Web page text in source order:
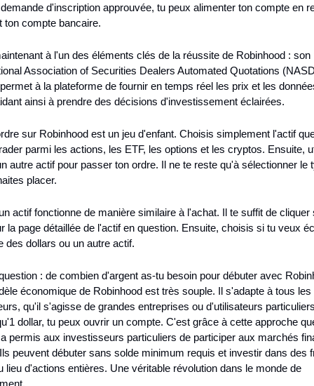
d'inscription approuvée, tu peux alimenter ton compte en
ton compte bancaire.
à l'un des éléments clés de la réussite de Robinhood : son
Association of Securities Dealers Automated Quotations
à la plateforme de fournir en temps réel les prix et les
ainsi à prendre des décisions d'investissement éclairées.
sur Robinhood est un jeu d'enfant. Choisis simplement l'actif
parmi les actions, les ETF, les options et les cryptos. Ensuite,
autre actif pour passer ton ordre. Il ne te reste qu'à sélectionner le
placer.
actif fonctionne de manière similaire à l'achat. Il te suffit de cliquer
la page détaillée de l'actif en question. Ensuite, choisis si tu veux
des dollars ou un autre actif.
: de combien d'argent as-tu besoin pour débuter avec
économique de Robinhood est très souple. Il s'adapte à tous les
qu'il s'agisse de grandes entreprises ou d'utilisateurs
dollar, tu peux ouvrir un compte. C'est grâce à cette approche
permis aux investisseurs particuliers de participer aux marchés
peuvent débuter sans solde minimum requis et investir dans des
lieu d'actions entières. Une véritable révolution dans le monde de